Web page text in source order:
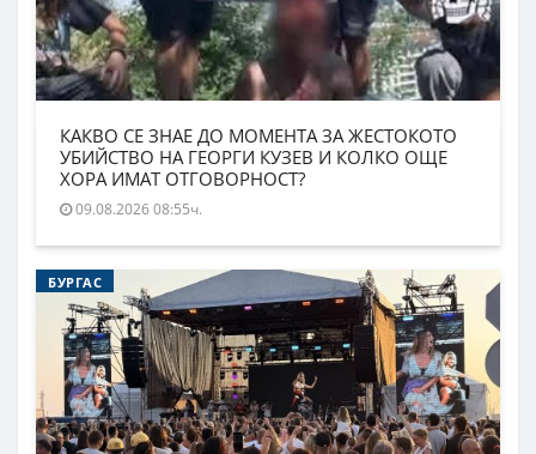
КАКВО СЕ ЗНАЕ ДО МОМЕНТА ЗА ЖЕСТОКОТО
УБИЙСТВО НА ГЕОРГИ КУЗЕВ И КОЛКО ОЩЕ
ХОРА ИМАТ ОТГОВОРНОСТ?
09.08.2026 08:55ч.
БУРГАС